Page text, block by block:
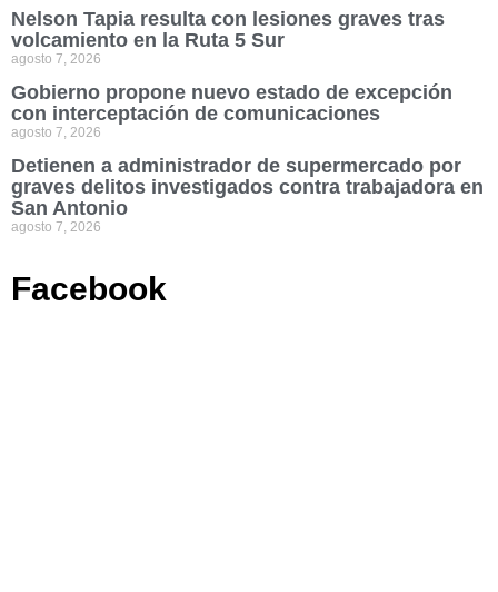
Nelson Tapia resulta con lesiones graves tras
volcamiento en la Ruta 5 Sur
agosto 7, 2026
Gobierno propone nuevo estado de excepción
con interceptación de comunicaciones
agosto 7, 2026
Detienen a administrador de supermercado por
graves delitos investigados contra trabajadora en
San Antonio
agosto 7, 2026
Facebook